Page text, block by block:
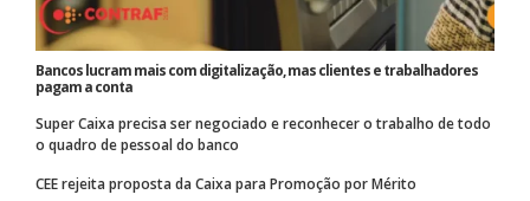
Bancos lucram mais com digitalização, mas clientes e trabalhadores
pagam a conta
Super Caixa precisa ser negociado e reconhecer o trabalho de todo
o quadro de pessoal do banco
CEE rejeita proposta da Caixa para Promoção por Mérito